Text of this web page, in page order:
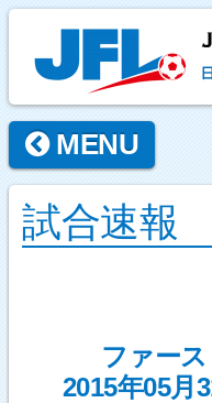
MENU
試合速報
ファー
2015年05月